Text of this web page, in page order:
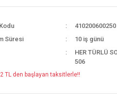
410200600250
Süresi
10 iş günü
HER TÜRLÜ
506
TL den başlayan taksitlerle!!